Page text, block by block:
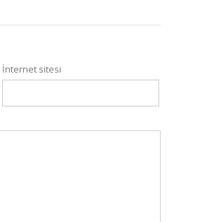
İnternet sitesi